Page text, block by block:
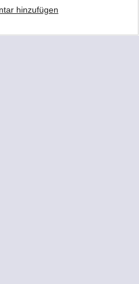
hinzufügen